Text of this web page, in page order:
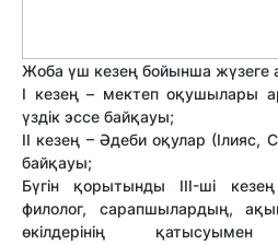
Жоба үш кезең бойынша жүзеге
I кезең – мектеп оқушылары
үздік эссе байқауы;
II кезең – Әдеби оқулар (Ілияс,
байқауы;
Бүгін қорытынды III-ші
филолог, сарапшылардың,
өкілдерінің